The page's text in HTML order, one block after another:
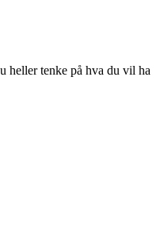
heller tenke på hva du vil ha